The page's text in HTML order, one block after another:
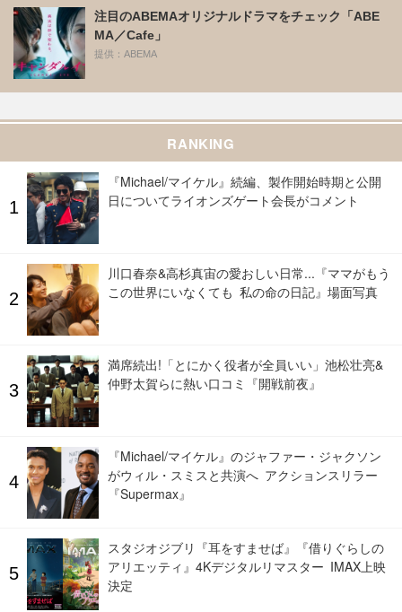
注目のABEMAオリジナルドラマをチェック「ABE
MA／Cafe」
提供：ABEMA
RANKING
『Michael/マイケル』続編、製作開始時期と公開
日についてライオンズゲート会長がコメント
川口春奈&高杉真宙の愛おしい日常...『ママがもう
この世界にいなくても 私の命の日記』場面写真
満席続出!「とにかく役者が全員いい」池松壮亮&
仲野太賀らに熱い口コミ『開戦前夜』
『Michael/マイケル』のジャファー・ジャクソン
がウィル・スミスと共演へ アクションスリラー
『Supermax』
スタジオジブリ『耳をすませば』『借りぐらしの
アリエッティ』4Kデジタルリマスター IMAX上映
決定